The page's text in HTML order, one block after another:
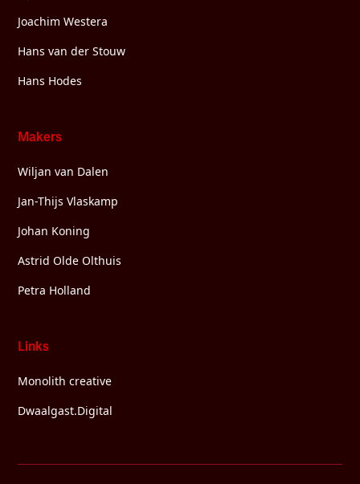
Joachim Westera
Hans van der Stouw
Hans Hodes
Makers
Wiljan van Dalen
Jan-Thijs Vlaskamp
Johan Koning
Astrid Olde Olthuis
Petra Holland
Links
Monolith creative
Dwaalgast.Digital